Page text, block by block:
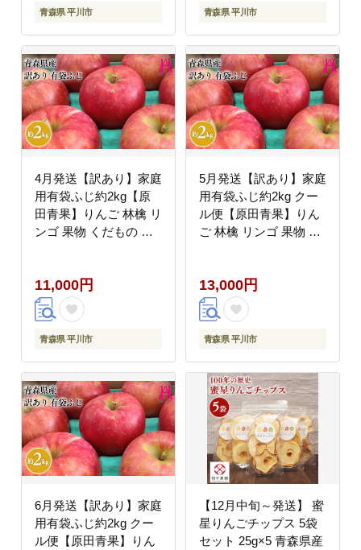
青森県 平川市 青森県 平川市
4月発送【訳あり】家庭
用有袋ふじ約2kg【原
田青果】りんご 林檎 リ
ンゴ 果物 くだもの フ
11,000円
青森県 平川市
5月発送【訳あり】家庭
用有袋ふじ約2kg クー
ル便【原田青果】りん
ご 林檎 リンゴ 果物 く
13,000円
青森県 平川市
6月発送【訳あり】家庭
用有袋ふじ約2kg クー
ル便【原田青果】りん
【12月中旬～発送】 蜜
星りんごチップス 5袋
セット 25g×5 青森県産